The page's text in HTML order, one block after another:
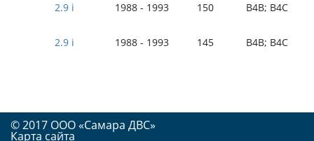
2.9 i 1988 - 1993 150 B4B; B4C
2.9 i 1988 - 1993 145 B4B; B4C
© 2017 OOO «Самара ДВС»
Карта сайта